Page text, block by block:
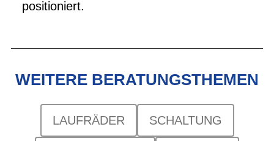
positioniert.
WEITERE BERATUNGSTHEMEN
LAUFRÄDER SCHALTUNG